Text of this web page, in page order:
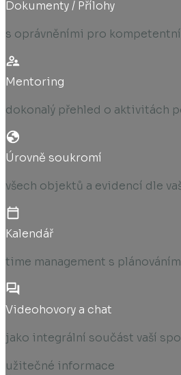
Dokumenty / Přílohy
s oprávněními pro kompetentní
Mentoring
dokonalý přehled o aktivitách
Úrovně soukromí
všech objektů a evidencí dle
Kalendář
time management s
Videohovory a chat
jako integrální součást vaší
užitečné informace